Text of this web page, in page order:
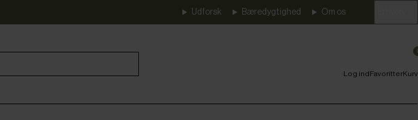
Udforsk Bæredygtighed Om os
Log indFavoritterKurv